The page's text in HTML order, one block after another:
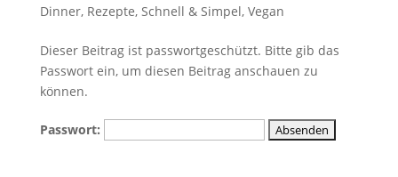
Dinner, Rezepte, Schnell & Simpel, Vegan
Dieser Beitrag ist passwortgeschützt. Bitte gib das
Passwort ein, um diesen Beitrag anschauen zu
können.
Passwort: